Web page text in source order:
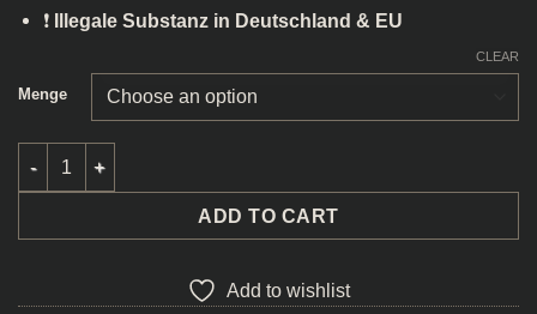
❗ Illegale Substanz in Deutschland & EU
Menge
CLEAR
Rosa Tuci Pulver quantity
ADD TO CART
Add to wishlist